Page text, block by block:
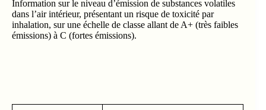
Information sur le niveau d’émission de substances volatiles
dans l’air intérieur, présentant un risque de toxicité par
inhalation, sur une échelle de classe allant de A+ (très faibles
émissions) à C (fortes émissions).